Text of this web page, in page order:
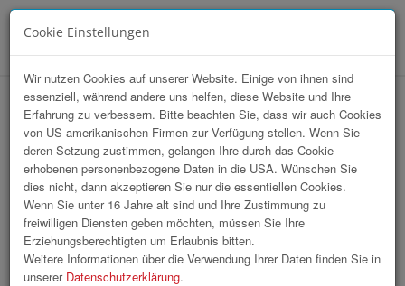
Landesmeisterschaften der KFZ-
TechnikerInnen / Siegerehrung
Cookie Einstellungen
Wir nutzen Cookies auf unserer Website. Einige von ihnen sind
essenziell, während andere uns helfen, diese Website und Ihre
Erfahrung zu verbessern. Bitte beachten Sie, dass wir auch Cookies
von US-amerikanischen Firmen zur Verfügung stellen. Wenn Sie
deren Setzung zustimmen, gelangen Ihre durch das Cookie
erhobenen personenbezogene Daten in die USA. Wünschen Sie
dies nicht, dann akzeptieren Sie nur die essentiellen Cookies.
Wenn Sie unter 16 Jahre alt sind und Ihre Zustimmung zu
freiwilligen Diensten geben möchten, müssen Sie Ihre
Erziehungsberechtigten um Erlaubnis bitten.
Weitere Informationen über die Verwendung Ihrer Daten finden Sie in
unserer Datenschutzerklärung.